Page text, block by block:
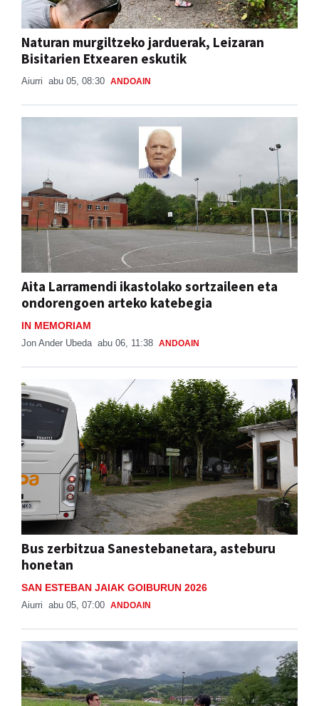
Naturan murgiltzeko jarduerak, Leizaran
Bisitarien Etxearen eskutik
Aiurri abu 05, 08:30 ANDOAIN
Aita Larramendi ikastolako sortzaileen eta
ondorengoen arteko katebegia
IN MEMORIAM
Jon Ander Ubeda abu 06, 11:38 ANDOAIN
Bus zerbitzua Sanestebanetara, asteburu
honetan
SAN ESTEBAN JAIAK GOIBURUN 2026
Aiurri abu 05, 07:00 ANDOAIN